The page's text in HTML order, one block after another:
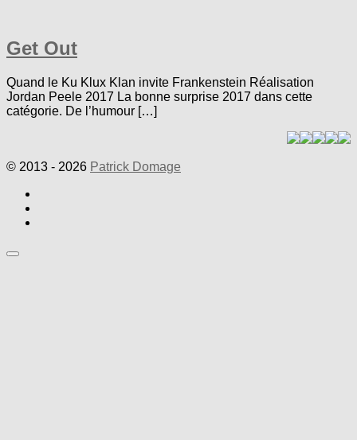
Get Out
Quand le Ku Klux Klan invite Frankenstein Réalisation
Jordan Peele 2017 La bonne surprise 2017 dans cette
catégorie. De l’humour […]
© 2013 - 2026 Patrick Domage